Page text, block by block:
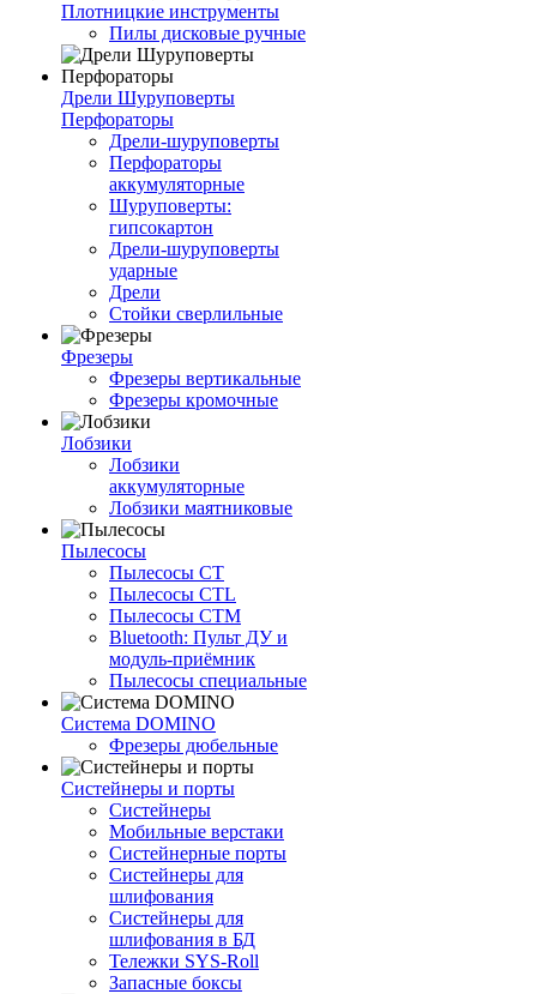
Плотницкие инструменты
Пилы дисковые ручные
Дрели Шуруповерты
Перфораторы
Дрели-шуруповерты
Перфораторы
аккумуляторные
Шуруповерты:
гипсокартон
Дрели-шуруповерты
ударные
Дрели
Стойки сверлильные
Фрезеры
Фрезеры вертикальные
Фрезеры кромочные
Лобзики
Лобзики
аккумуляторные
Лобзики маятниковые
Пылесосы
Пылесосы CT
Пылесосы CTL
Пылесосы CTM
Bluetooth: Пульт ДУ и
модуль-приёмник
Пылесосы специальные
Система DOMINO
Фрезеры дюбельные
Систейнеры и порты
Систейнеры
Мобильные верстаки
Систейнерные порты
Систейнеры для
шлифования
Систейнеры для
шлифования в БД
Тележки SYS-Roll
Запасные боксы